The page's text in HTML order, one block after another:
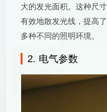
大的发光面积。这种尺
有效地散发光线，提高
多种不同的照明环境。
2. 电气参数